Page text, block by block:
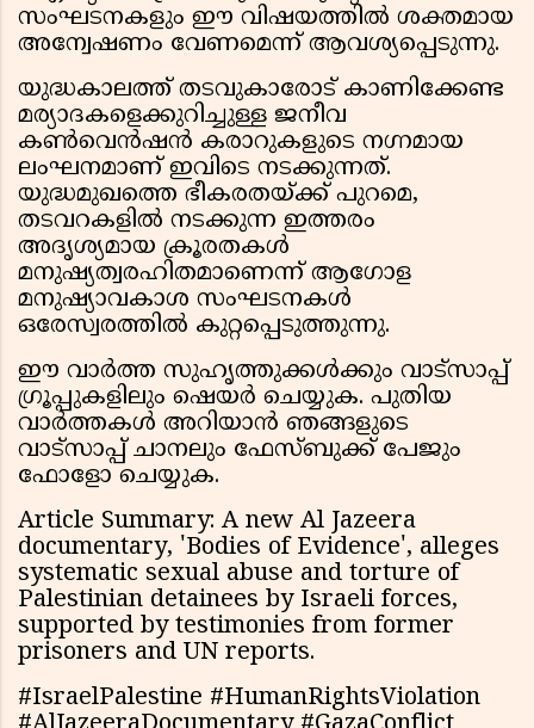
സംഘടനകളും ഈ വിഷയത്തിൽ ശക്തമായ
അന്വേഷണം വേണമെന്ന് ആവശ്യപ്പെടുന്നു.
യുദ്ധകാലത്ത് തടവുകാരോട് കാണിക്കേണ്ട
മര്യാദകളെക്കുറിച്ചുള്ള ജനീവ
കൺവെൻഷൻ കരാറുകളുടെ നഗ്നമായ
ലംഘനമാണ് ഇവിടെ നടക്കുന്നത്.
യുദ്ധമുഖത്തെ ഭീകരതയ്ക്ക് പുറമെ,
തടവറകളിൽ നടക്കുന്ന ഇത്തരം
അദൃശ്യമായ ക്രൂരതകൾ
മനുഷ്യത്വരഹിതമാണെന്ന് ആഗോള
മനുഷ്യാവകാശ സംഘടനകൾ
ഒരേസ്വരത്തിൽ കുറ്റപ്പെടുത്തുന്നു.
ഈ വാർത്ത സുഹൃത്തുക്കൾക്കും വാട്സാപ്പ്
ഗ്രൂപ്പുകളിലും ഷെയർ ചെയ്യുക. പുതിയ
വാർത്തകൾ അറിയാൻ ഞങ്ങളുടെ
വാട്സാപ്പ് ചാനലും ഫേസ്ബുക്ക് പേജും
ഫോളോ ചെയ്യുക.
Article Summary: A new Al Jazeera
documentary, 'Bodies of Evidence', alleges
systematic sexual abuse and torture of
Palestinian detainees by Israeli forces,
supported by testimonies from former
prisoners and UN reports.
#IsraelPalestine #HumanRightsViolation